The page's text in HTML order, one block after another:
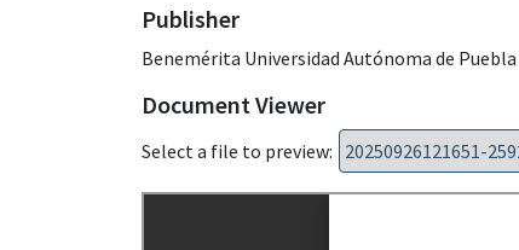
Publisher
Benemérita Universidad Autónoma de Puebla
Document Viewer
Select a file to preview: